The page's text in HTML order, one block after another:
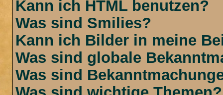
Kann ich HTML benutzen?
Was sind Smilies?
Kann ich Bilder in meine
Was sind globale
Was sind